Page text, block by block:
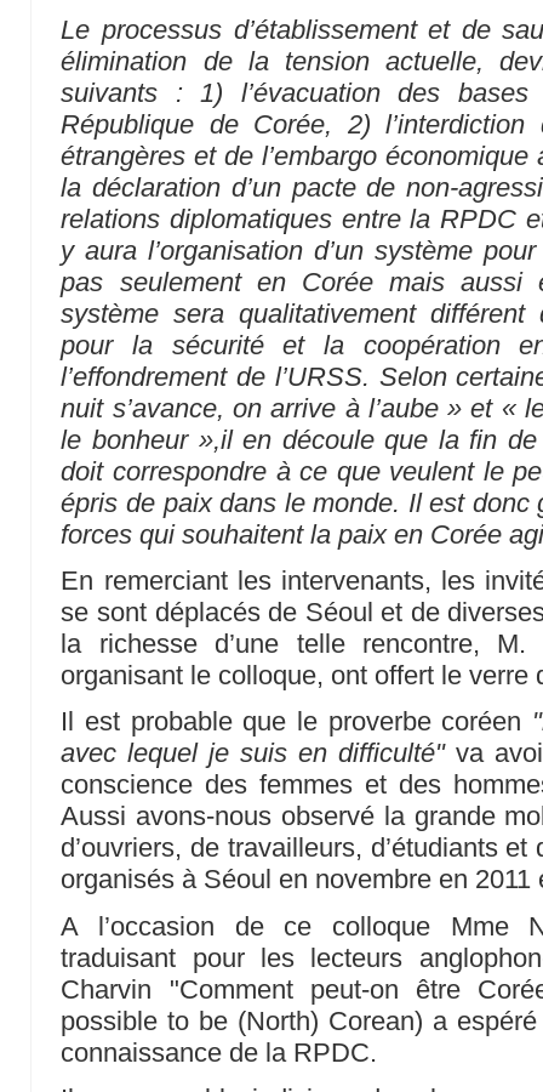
Le processus d’établissement et de
élimination de la tension actuelle,
suivants : 1) l’évacuation des bases
République de Corée, 2) l’interdiction
étrangères et de l’embargo
la déclaration d’un pacte de non-
relations diplomatiques entre la RPDC
y aura l’organisation d’un système
pas seulement en Corée mais aussi
système sera qualitativement différent
pour la sécurité et la coopération
l’effondrement de l’URSS. Selon
nuit s’avance, on arrive à l’aube » et «
le bonheur »,il en découle que la fin
doit correspondre à ce que veulent le
épris de paix dans le monde. Il est donc
forces qui souhaitent la paix en Corée
En remerciant les intervenants, les
se sont déplacés de Séoul et de
la richesse d’une telle rencontre, M.
organisant le colloque, ont offert le verre
Il est probable que le proverbe coréen
avec lequel je suis en difficulté"va
conscience des femmes et des
Aussi avons-nous observé la grande
d’ouvriers, de travailleurs, d’étudiants
organisés à Séoul en novembre en
A l’occasion de ce colloque Mme
traduisant pour les lecteurs
Charvin "Comment peut-on être
possible to be (North) Corean) a
connaissance de la RPDC.